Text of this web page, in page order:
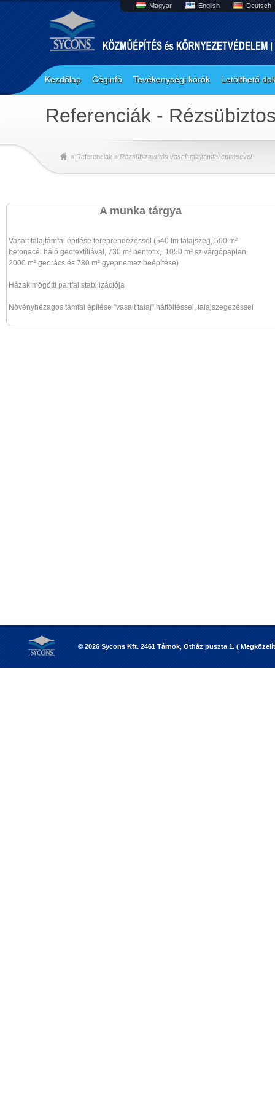
Magyar English Deutsch
Kezdőlap Céginfó Tevékenységi körök Letölthető
Referenciák -
» Referenciák » Rézsübiztosítás vasalt talajtámfal építésével
A munka tárgya
Vasalt talajtámfal építése tereprendezéssel (540 fm talajszeg, 500 m²
betonacél háló geotextíliával, 730 m² bentofix, 1050 m² szivárgópaplan,
2000 m² georács és 780 m² gyepnemez beépítése)
Házak mögötti partfal stabilizációja
Növényhézagos támfal építése "vasalt talaj" háttöltéssel, talajszegezéssel
© 2026 Sycons Kft. 2461 Tárnok, Ötház puszta 1. (